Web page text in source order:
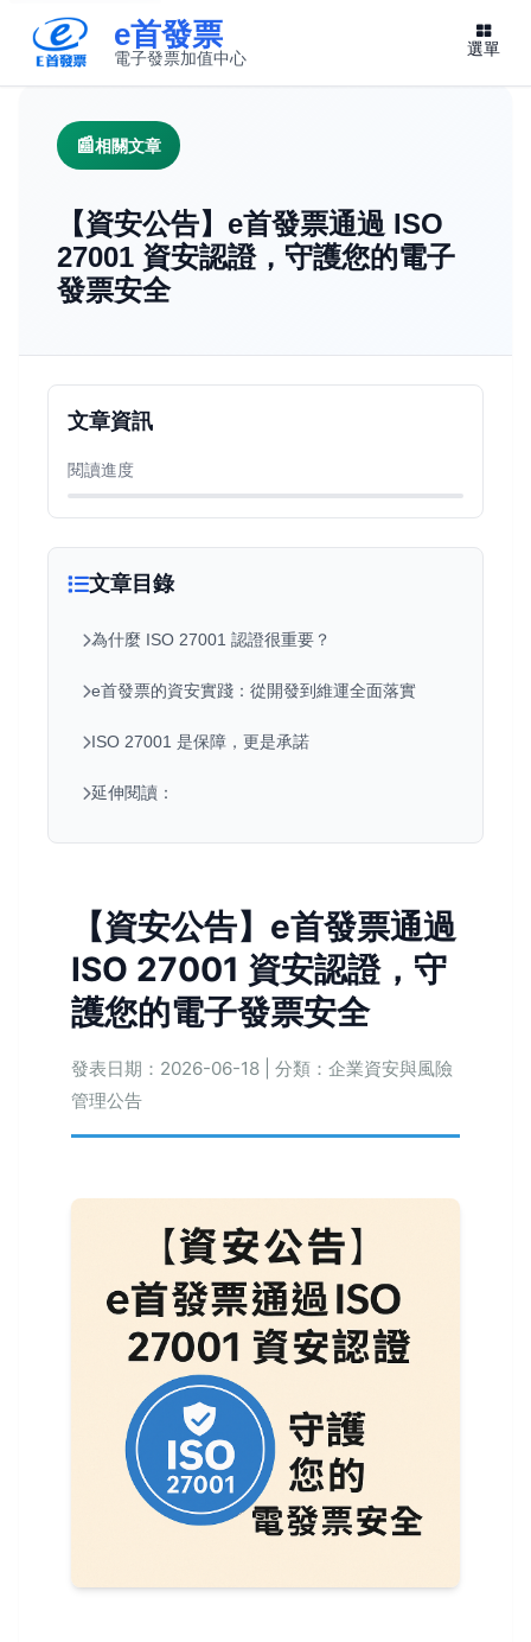
e首發票
電子發票加值中心 選單
相關文章
【資安公告】e首發票通過 ISO
27001 資安認證，守護您的電子
發票安全
文章目錄
為什麼 ISO 27001 認證很重要？
e首發票的資安實踐：從開發到維運全面落實
ISO 27001 是保障，更是承諾
延伸閱讀：
【資安公告】e首發票通過
ISO 27001 資安認證，守
護您的電子發票安全
發表日期：2026-06-18 | 分類：企業資安與風險
管理公告
文章資訊
閱讀進度